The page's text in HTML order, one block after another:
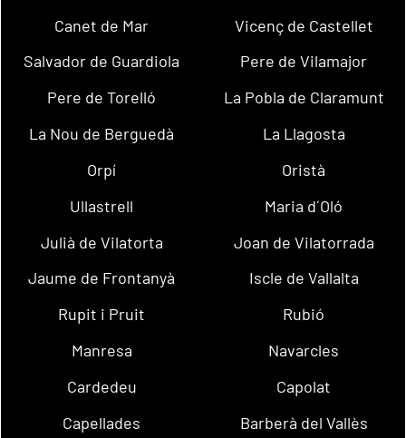
Canet de Mar
Vicenç de Castellet
Salvador de Guardiola
Pere de Vilamajor
Pere de Torelló
La Pobla de Claramunt
La Nou de Berguedà
La Llagosta
Orpí
Oristà
Ullastrell
Maria d´Oló
Julià de Vilatorta
Joan de Vilatorrada
Jaume de Frontanyà
Iscle de Vallalta
Rupit i Pruit
Rubió
Manresa
Navarcles
Cardedeu
Capolat
Capellades
Barberà del Vallès